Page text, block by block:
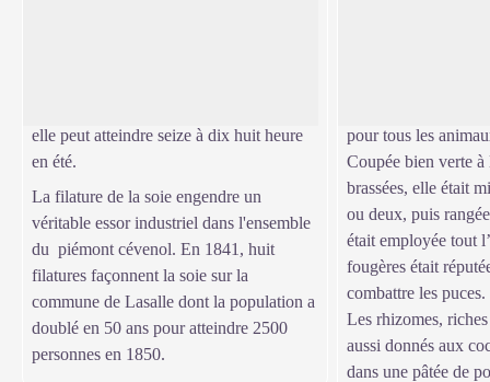
elle peut atteindre seize à dix huit heure
en été.
La filature de la soie engendre un
véritable essor industriel dans l'ensemble
du piémont cévenol. En 1841, huit
filatures façonnent la soie sur la
commune de Lasalle dont la population a
doublé en 50 ans pour atteindre 2500
personnes en 1850.
pour tous les
Coupée bien verte
brassées, elle était
ou deux, puis
était employée tout
fougères était
combattre les puces.
Les rhizomes,
aussi donnés aux
dans une pâtée de